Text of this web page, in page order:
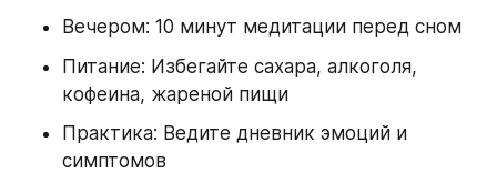
Вечером: 10 минут медитации перед сном
Питание: Избегайте сахара, алкоголя,
кофеина, жареной пищи
Практика: Ведите дневник эмоций и
симптомов